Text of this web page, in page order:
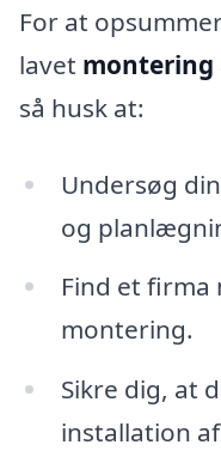
For at
lavet montering
så husk at:
Undersøg
og
Find et
montering.
Sikre dig, at
installation